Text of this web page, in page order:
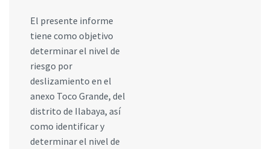
El presente informe
tiene como objetivo
determinar el nivel de
riesgo por
deslizamiento en el
anexo Toco Grande, del
distrito de Ilabaya, así
como identificar y
determinar el nivel de